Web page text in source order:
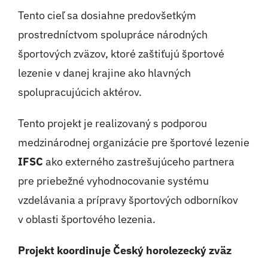
Tento cieľ sa dosiahne predovšetkým
prostredníctvom spolupráce národných
športových zväzov, ktoré zaštiťujú športové
lezenie v danej krajine ako hlavných
spolupracujúcich aktérov.
Tento projekt je realizovaný s podporou
medzinárodnej organizácie pre športové lezenie
IFSC ako externého zastrešujúceho partnera
pre priebežné vyhodnocovanie systému
vzdelávania a prípravy športových odborníkov
v oblasti športového lezenia.
Projekt koordinuje Český horolezecký zväz